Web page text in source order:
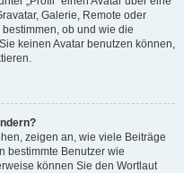
Galerie, Remote oder
ob und wie die
keinen Avatar benutzen können,
zeigen an, wie viele Beiträge
bestimmte Benutzer wie
können Sie den Wortlaut